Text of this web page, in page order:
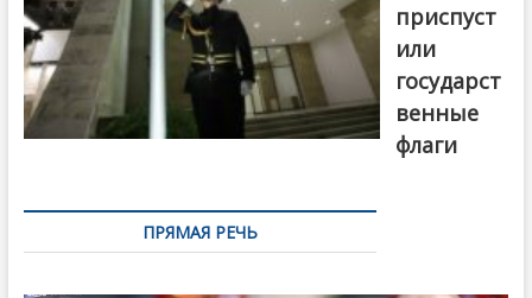
приспуст
или
государст
венные
флаги
ПРЯМАЯ РЕЧЬ